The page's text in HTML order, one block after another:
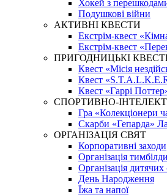
Хокей з
Подушкові війни
АКТИВНІ КВЕСТИ
Екстрім-квест
Екстрім-квест
ПРИГОДНИЦЬКІ
Квест «Місія
Квест
Квест «Гаррі
СПОРТИВНО-
Гра «Колекціонери
Скарби «Гепарда»
ОРГАНІЗАЦІЯ СВЯТ
Корпоративні заходи
Організація
Організація дитячих
День Народження
Їжа та напої